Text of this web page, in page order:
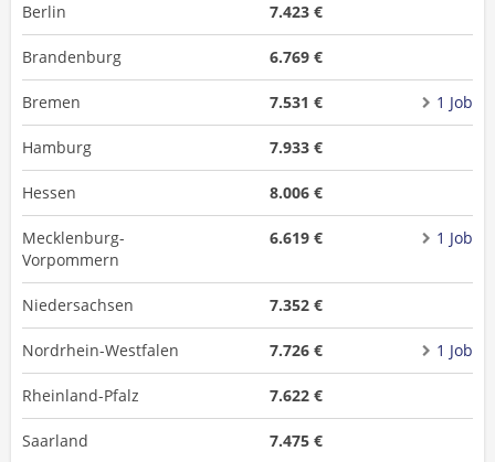
Berlin 7.423 €
Brandenburg 6.769 €
Bremen 7.531 € 1 Job
Hamburg 7.933 €
Hessen 8.006 €
Mecklenburg-
Vorpommern
6.619 € 1 Job
Niedersachsen 7.352 €
Nordrhein-Westfalen 7.726 € 1 Job
Rheinland-Pfalz 7.622 €
Saarland 7.475 €